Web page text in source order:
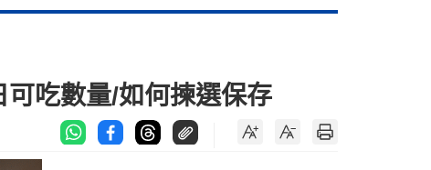
吃數量/如何揀選保存